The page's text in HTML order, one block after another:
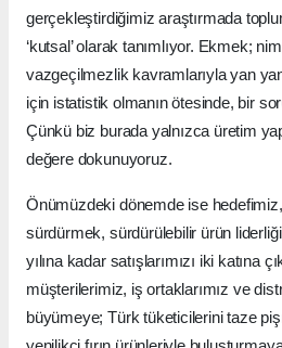
gerçekleştirdiğimiz araştırmada
‘kutsal’ olarak tanımlıyor. Ekmek;
vazgeçilmezlik kavramlarıyla yan
için istatistik olmanın ötesinde, bir
Çünkü biz burada yalnızca üretim
değere dokunuyoruz.
Önümüzdeki dönemde ise
sürdürmek, sürdürülebilir ürün
yılına kadar satışlarımızı iki katına
müşterilerimiz, iş ortaklarımız ve
büyümeye; Türk tüketicilerini taze